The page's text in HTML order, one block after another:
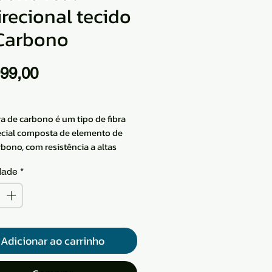
tecido
Preço
de carbono é um tipo de fibra
composta de elemento de
com resistência a altas
pode ser processado em uma
de tecidos, devido à sua
de microcristal de grafite ao
ao longo da direção do eixo
tem alta resistência e módulo
da fibra de carbono é
*
Adicionar ao carrinho